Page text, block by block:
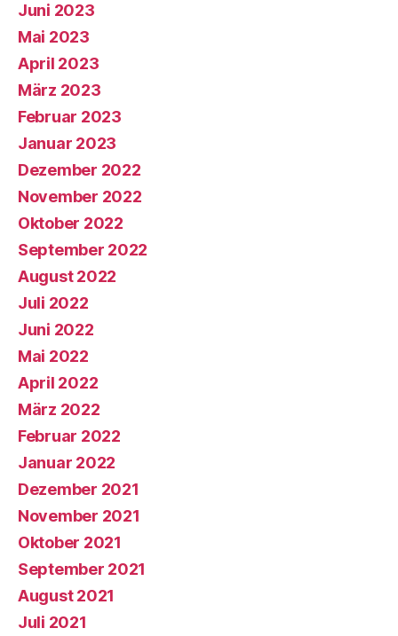
Juni 2023
Mai 2023
April 2023
März 2023
Februar 2023
Januar 2023
Dezember 2022
November 2022
Oktober 2022
September 2022
August 2022
Juli 2022
Juni 2022
Mai 2022
April 2022
März 2022
Februar 2022
Januar 2022
Dezember 2021
November 2021
Oktober 2021
September 2021
August 2021
Juli 2021